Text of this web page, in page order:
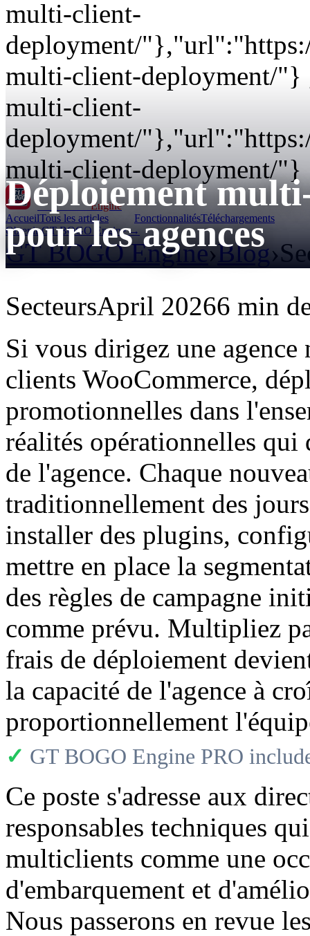
multi-client-
deployment/
multi-client-deployment/"}
multi-client-
deployment/
multi-client-deployment/"}
GT BOGOEngine
AccueilTous les articles FonctionnalitésTéléchargements
Obtenir GT BOGO Engine →
GT BOGO Engine›Blog›
Déploiement
pour les agences
SecteursApril 20266 min
Si vous dirigez une agence
clients WooCommerce,
promotionnelles dans
réalités opérationnelles qui
de l'agence. Chaque
traditionnellement des
installer des plugins,
mettre en place la
des règles de campagne
comme prévu. Multipliez
frais de déploiement
la capacité de l'agence à
proportionnellement
✓ GT BOGO Engine PRO
Ce poste s'adresse aux
responsables techniques
multiclients comme une
d'embarquement et
Nous passerons en revue